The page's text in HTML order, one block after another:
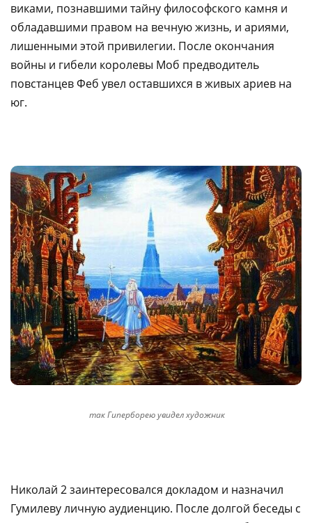
виками, познавшими тайну философского камня и
обладавшими правом на вечную жизнь, и ариями,
лишенными этой привилегии. После окончания
войны и гибели королевы Моб предводитель
повстанцев Феб увел оставшихся в живых ариев на
юг.
так Гиперборею увидел художник
Николай 2 заинтересовался докладом и назначил
Гумилеву личную аудиенцию. После долгой беседы с